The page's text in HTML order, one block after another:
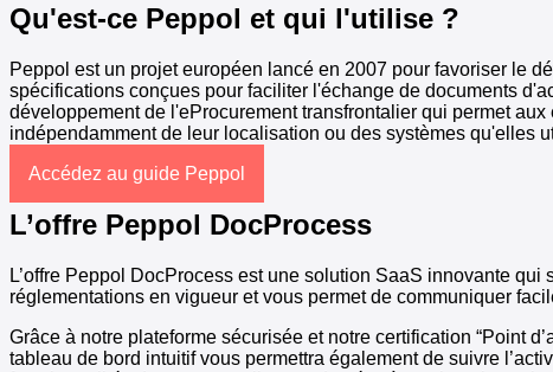
Qu'est-ce Peppol et qui l'utilise ?
Peppol est un projet européen lancé en 2007 pour favoriser le
spécifications conçues pour faciliter l'échange de documents
développement de l'eProcurement transfrontalier qui permet
indépendamment de leur localisation ou des systèmes qu'elles
Accédez au guide Peppol
L’offre Peppol DocProcess
L’offre Peppol DocProcess est une solution SaaS innovante
réglementations en vigueur et vous permet de communiquer
Grâce à notre plateforme sécurisée et notre certification “Point
tableau de bord intuitif vous permettra également de suivre